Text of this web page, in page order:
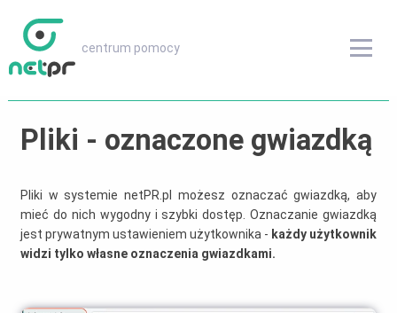
centrum pomocy
centrum pomocy
FAQ
Instrukcje obsługi
Słownik
Pliki - oznaczone gwiazdką
Pliki w systemie netPR.pl możesz oznaczać gwiazdką, aby
mieć do nich wygodny i szybki dostęp. Oznaczanie gwiazdką
jest prywatnym ustawieniem użytkownika - każdy użytkownik
widzi tylko własne oznaczenia gwiazdkami.